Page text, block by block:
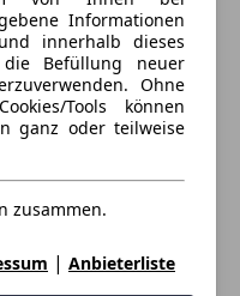
Informationen
innerhalb dieses
Befüllung neuer
Ohne
Tools können
ganz oder teilweise
zusammen.
| Anbieterliste